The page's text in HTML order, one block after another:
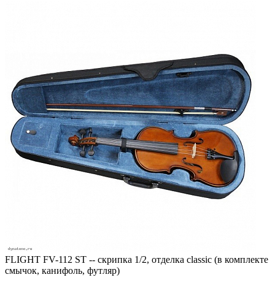
FLIGHT FV-112 ST -- скрипка 1/2, отделка classic (в комплекте
смычок, канифоль, футляр)